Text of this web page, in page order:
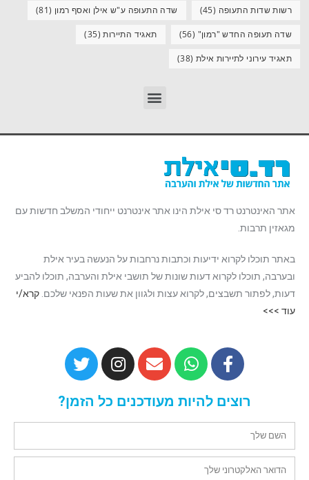
רשות שדות התעופה (45) שדה התעופה ע"ש אילן ואסף רמון (81)
שדה תעופה החדש "רמון" (56) תאגיד התיירות(35)
תאגיד עירוני לתיירות אילת (38)
אתר האינטרנט רד סי אילת הינו אתר אינטרנט ייחודי המשלב חדשות עם
מגאזין תרבות.
באתר תוכלו לקרוא ידיעות וכתבות נרחבות על הנעשה בעיר אילת
ובערבה, תוכלו לקרוא דעות שונות של תושבי אילת והערבה, תוכלו להביע
דעות, לפתור תשבצים, לקרוא עצות ולגוון את שעות הפנאי שלכם. קרא/י
עוד >>>
רוצים להיות מעודכנים כל הזמן?